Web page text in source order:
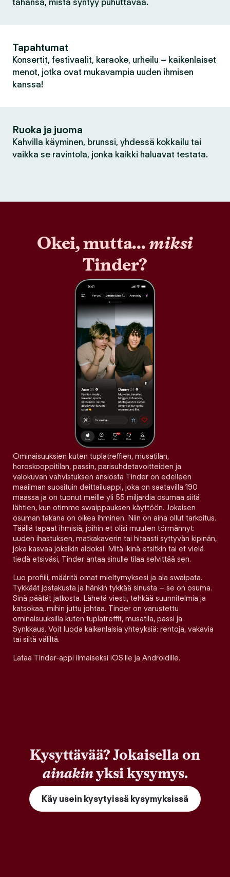
tahansa, mistä syntyy puhuttavaa.
Tapahtumat
Konsertit, festivaalit, karaoke, urheilu – kaikenlaiset
menot, jotka ovat mukavampia uuden ihmisen
kanssa!
Ruoka ja juoma
Kahvilla käyminen, brunssi, yhdessä kokkailu tai
vaikka se ravintola, jonka kaikki haluavat testata.
Okei, mutta...miksi
Tinder?
Ominaisuuksien kuten tuplatreffien, musatilan,
horoskooppitilan, passin, parisuhdetavoitteiden ja
valokuvan vahvistuksen ansiosta Tinder on edelleen
maailman suosituin deittailuappi, joka on saatavilla 190
maassa ja on tuonut meille yli 55 miljardia osumaa siitä
lähtien, kun otimme swaippauksen käyttöön. Jokaisen
osuman takana on oikea ihminen. Niin on aina ollut tarkoitus.
Täällä tapaat ihmisiä, joihin et olisi muuten törmännyt:
uuden ihastuksen, matkakaverin tai hitaasti syttyvän kipinän,
joka kasvaa joksikin aidoksi. Mitä ikinä etsitkin tai et vielä
tiedä etsiväsi, Tinder antaa sinulle tilaa selvittää sen.
Luo profiili, määritä omat mieltymyksesi ja ala swaipata.
Tykkäät jostakusta ja hänkin tykkää sinusta – se on osuma.
Sinä päätät jatkosta. Lähetä viesti, tehkää suunnitelmia ja
katsokaa, mihin juttu johtaa. Tinder on varustettu
ominaisuuksilla kuten tuplatreffit, musatila, passi ja
Synkkaus. Voit luoda kaikenlaisia yhteyksiä: rentoja, vakavia
tai siltä väliltä.
Lataa Tinder-appi ilmaiseksi iOS:lle ja Androidille.
Kysyttävää? Jokaisella on
ainakinyksi kysymys.
Käy usein kysytyissä kysymyksissä